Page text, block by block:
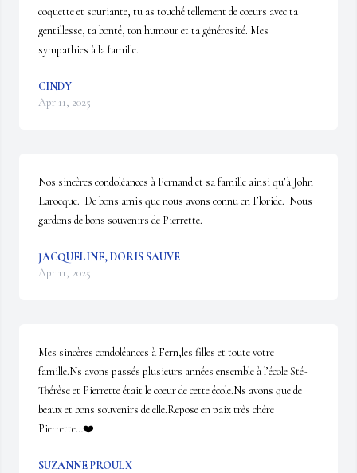
coquette et souriante, tu as touché tellement de coeurs avec ta
gentillesse, ta bonté, ton humour et ta générosité. Mes
sympathies à la famille.
CINDY
Apr 11, 2025
Nos sincères condoléances à Fernand et sa famille ainsi qu’à John
Larocque.  De bons amis que nous avons connu en Floride.  Nous
gardons de bons souvenirs de Pierrette.
JACQUELINE, DORIS SAUVE
Apr 11, 2025
Mes sincères condoléances à Fern,les filles et toute votre
famille.Ns avons passés plusieurs années ensemble à l’école Sté-
Thérèse et Pierrette était le coeur de cette école.Ns avons que de
beaux et bons souvenirs de elle.Repose en paix très chère
Pierrette…❤️
SUZANNE PROULX